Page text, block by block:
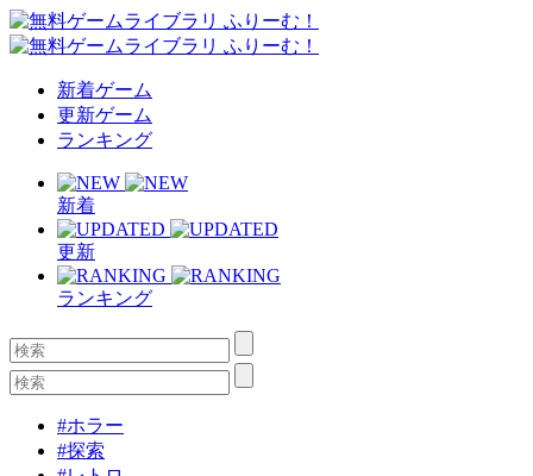
新着ゲーム
更新ゲーム
ランキング
新着
更新
ランキング
#ホラー
#探索